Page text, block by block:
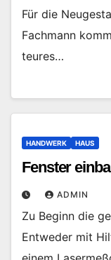
Für die
Fachmann
teures…
HANDWERK HAUS
Fenster
ADMIN
Zu Beginn die
Entweder mit